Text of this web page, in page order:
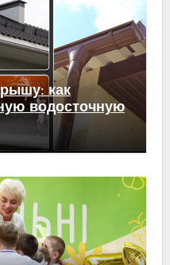
как
водосточную